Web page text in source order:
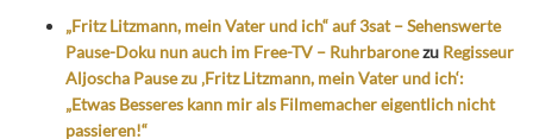
„Fritz Litzmann, mein Vater und ich“ auf 3sat – Sehenswerte
Pause-Doku nun auch im Free-TV – Ruhrbaronezu Regisseur
Aljoscha Pause zu ‚Fritz Litzmann, mein Vater und ich‘:
„Etwas Besseres kann mir als Filmemacher eigentlich nicht
passieren!“